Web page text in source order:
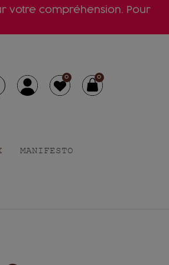
votre compréhension. Pour
0 0
MANIFESTO